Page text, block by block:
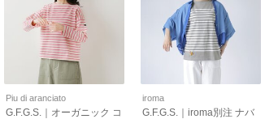
Piu di aranciato
G.F.G.S.｜オーガニック コ
iroma
G.F.G.S.｜iroma別注 ナバ